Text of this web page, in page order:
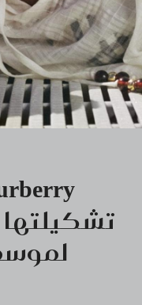
تشكيلتها
لموسم